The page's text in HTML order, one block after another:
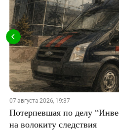
07 августа 2026, 19:37
Потерпевшая по делу
на волокиту следствия